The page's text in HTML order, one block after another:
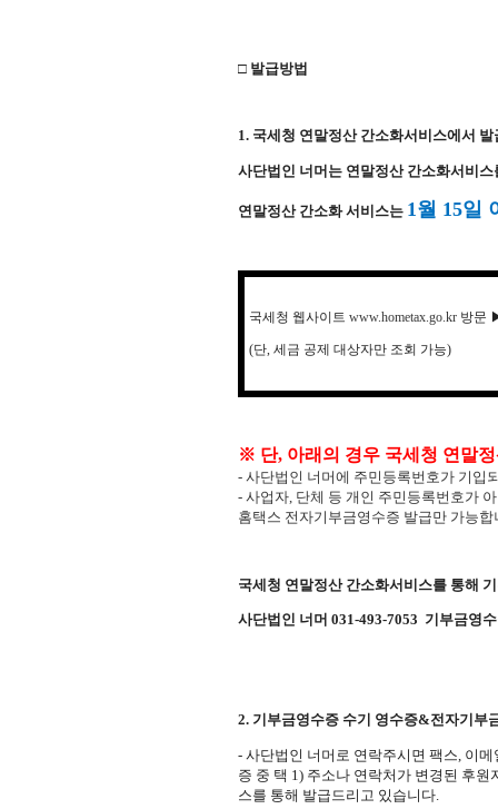
□ 발급방법
1. 국세청 연말정산 간소화서비스에서 발
사단법인 너머는 연말정산 간소화서비
연말정산 간소화 서비스는 1월 15일
국세청 웹사이트 www.hometax.go.kr 방문
(단, 세금 공제 대상자만 조회 가능)
※ 단, 아래의 경우 국세청 연말
- 사단법인 너머에 주민등록번호가 기입
- 사업자, 단체 등 개인 주민등록번호가
홈택스 전자기부금영수증 발급만 가능합
국세청 연말정산 간소화서비스를 통해
사단법인 너머 031-493-7053 기부금영
2. 기부금영수증 수기 영수증&전자기부
- 사단법인 너머로 연락주시면 팩스, 이메
증 중 택 1) 주소나 연락처가 변경된 후
스를 통해 발급드리고 있습니다.